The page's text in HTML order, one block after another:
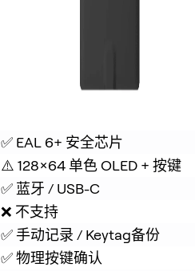
✅ EAL 6+ 安全芯片
⚠️ 128×64 单色 OLED + 按键
✅ 蓝牙 / USB-C
❌ 不支持
✅ 手动记录 / Keytag备份
✅ 物理按键确认